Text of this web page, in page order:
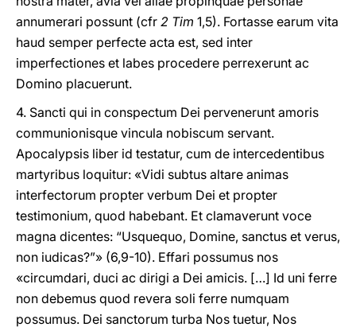
annumerari possunt (cfr 2 Tim 1,5). Fortasse earum vita
haud semper perfecte acta est, sed inter
imperfectiones et labes procedere perrexerunt ac
Domino placuerunt.
4. Sancti qui in conspectum Dei pervenerunt amoris
communionisque vincula nobiscum servant.
Apocalypsis liber id testatur, cum de intercedentibus
martyribus loquitur: «Vidi subtus altare animas
interfectorum propter verbum Dei et propter
testimonium, quod habebant. Et clamaverunt voce
magna dicentes: “Usquequo, Domine, sanctus et verus,
non iudicas?”» (6,9-10). Effari possumus nos
«circumdari, duci ac dirigi a Dei amicis. […] Id uni ferre
non debemus quod revera soli ferre numquam
possumus. Dei sanctorum turba Nos tuetur, Nos